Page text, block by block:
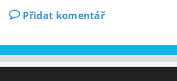
Přidat komentář